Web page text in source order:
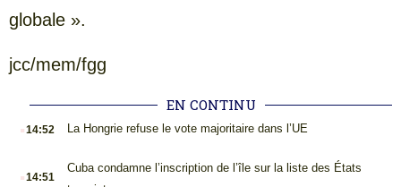
globale ».
jcc/mem/fgg
EN CONTINU
.14:52 La Hongrie refuse le vote majoritaire dans l’UE
.14:51
Cuba condamne l’inscription de l’île sur la liste des États